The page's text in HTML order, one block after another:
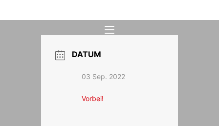
Inhalt
DATUM
03 Sep. 2022
Vorbei!